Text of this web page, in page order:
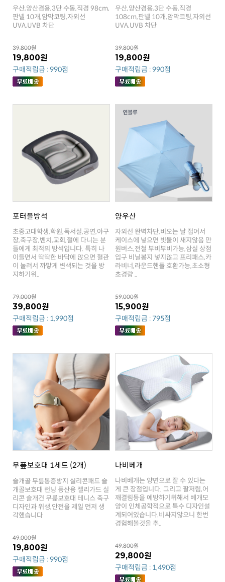
UVA,UVB 차단
39,800원
19,800원
구매적립금 : 990점
UVA,UVB 차단
39,800원
19,800원
구매적립금 : 990점
포터블방석
지하기위..
79,000원
39,800원
구매적립금 : 1,990점
양우산
초경량 ..
59,000원
15,900원
구매적립금 : 795점
무픞보호대 1세트 (2개)
각했습니다
49,000원
19,800원
구매적립금 : 990점
나비베개
경험해볼것을 추..
49,800원
29,800원
구매적립금 : 1,490점